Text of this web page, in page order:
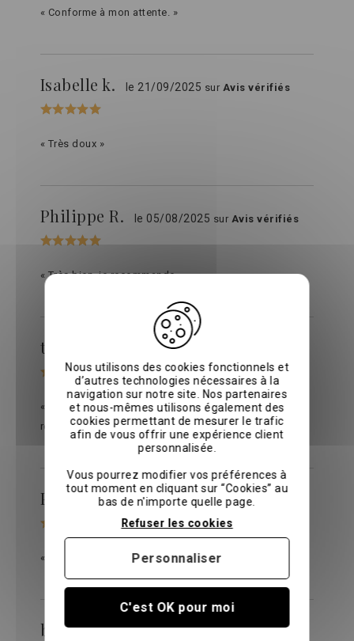
« Conforme à mon attente. »
Isabelle k. le 21/09/2025 sur Avis vérifiés
« Très doux »
Philippe R. le 05/08/2025 sur Avis vérifiés
« Très bien, je recommande. »
thibault v. le 16/07/2025
« Très bien, conforme à mes attentes, je
recommande ! »
Philippe R.le 25/06/2025 surAvis vérifiés
« Très bien, conforme à mes attentes. »
brian b.
Nous utilisons des cookies fonctionnels et
d’autres technologies nécessaires à la
navigation sur notre site. Nos partenaires
et nous-mêmes utilisons également des
cookies permettant de mesurer le trafic
afin de vous offrir une expérience client
personnalisée.
Vous pourrez modifier vos préférences à
tout moment en cliquant sur “Cookies” au
bas de n'importe quelle page.
C'est OK pour moi
Refuser les cookies
Personnaliser